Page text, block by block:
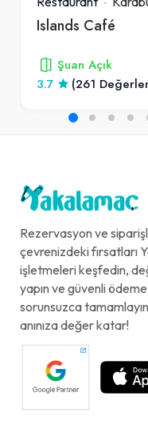
Islands Café
Şuan Açık
3.7
(261
Rezervasyon ve
çevrenizdeki fırsatları
işletmeleri keşfedin,
yapın ve güvenli
sorunsuzca
anınıza değer katar!